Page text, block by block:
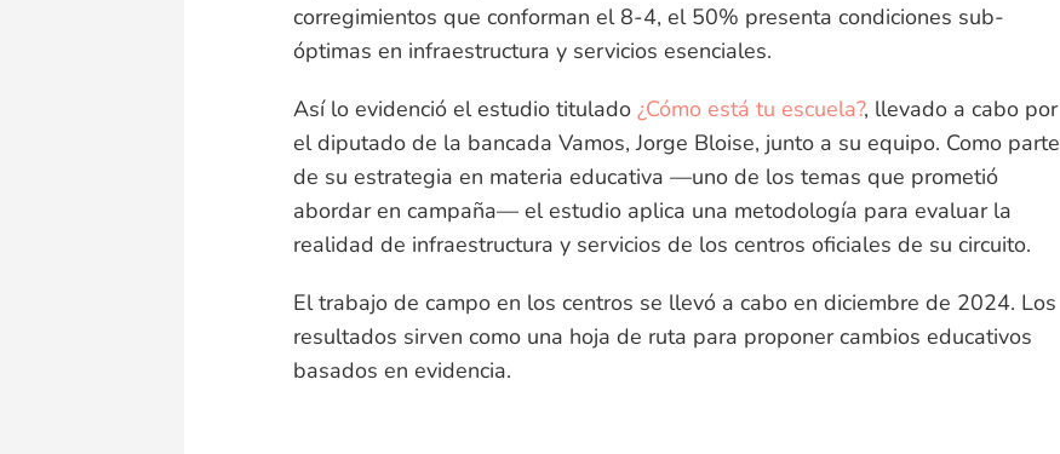
corregimientos que conforman el 8-4, el 50% presenta condiciones sub-
óptimas en infraestructura y servicios esenciales.
Así lo evidenció el estudio titulado ¿Cómo está tu escuela?, llevado a cabo por
el diputado de la bancada Vamos, Jorge Bloise, junto a su equipo. Como parte
de su estrategia en materia educativa —uno de los temas que prometió
abordar en campaña— el estudio aplica una metodología para evaluar la
realidad de infraestructura y servicios de los centros oficiales de su circuito.
El trabajo de campo en los centros se llevó a cabo en diciembre de 2024. Los
resultados sirven como una hoja de ruta para proponer cambios educativos
basados en evidencia.